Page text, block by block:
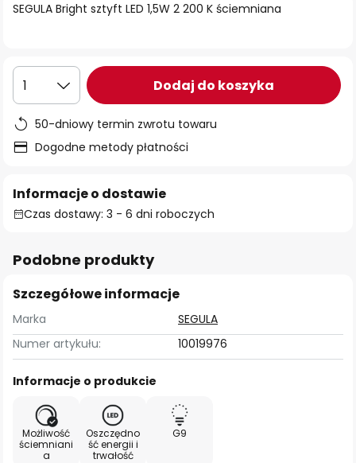
SEGULA Bright sztyft LED 1,5W 2 200 K ściemniana
1 Dodaj do koszyka
50-dniowy termin zwrotu towaru
Dogodne metody płatności
Informacje o dostawie
Czas dostawy: 3 - 6 dni roboczych
Podobne produkty
Szczegółowe informacje
Marka
SEGULA
Numer artykułu:
10019976
Informacje o produkcie
Możliwość
ściemniani
a
Oszczędno
ść energii i
trwałość
G9